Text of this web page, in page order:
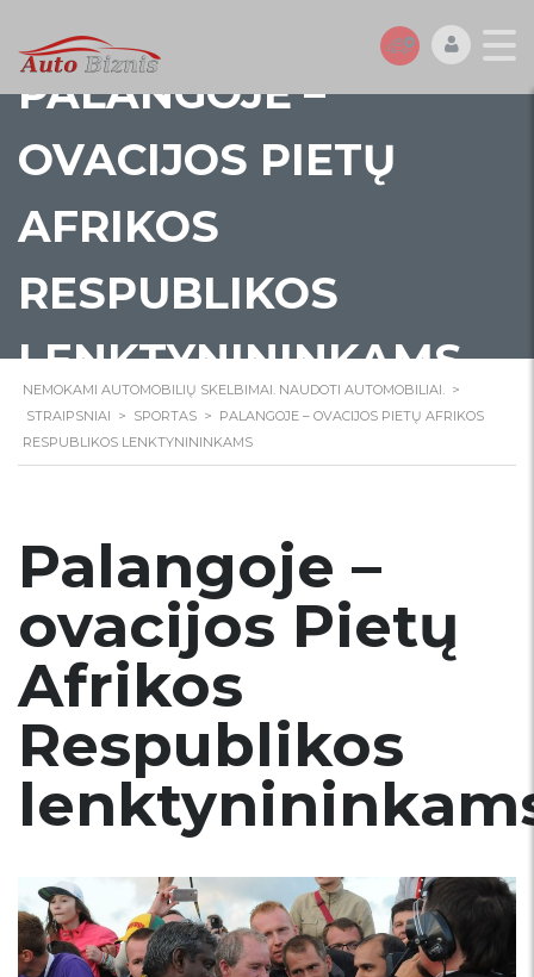
PALANGOJE –
OVACIJOS PIETŲ
AFRIKOS
RESPUBLIKOS
LENKTYNININKAMS
NEMOKAMI AUTOMOBILIŲ SKELBIMAI. NAUDOTI AUTOMOBILIAI. >
STRAIPSNIAI > SPORTAS > PALANGOJE – OVACIJOS PIETŲ AFRIKOS
RESPUBLIKOS LENKTYNININKAMS
Palangoje –
ovacijos Pietų
Afrikos
Respublikos